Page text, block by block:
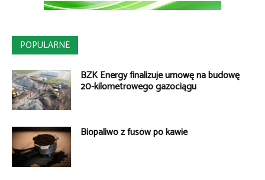
POPULARNE
BZK Energy finalizuje umowę na budowę
20-kilometrowego gazociągu
Biopaliwo z fusów po kawie